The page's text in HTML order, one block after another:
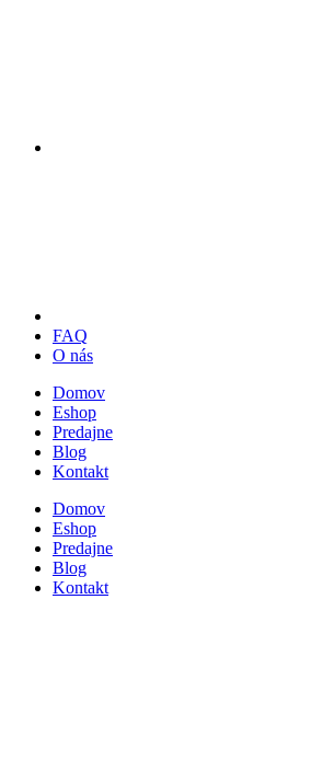
FAQ
O nás
Domov
Eshop
Predajne
Blog
Kontakt
Domov
Eshop
Predajne
Blog
Kontakt